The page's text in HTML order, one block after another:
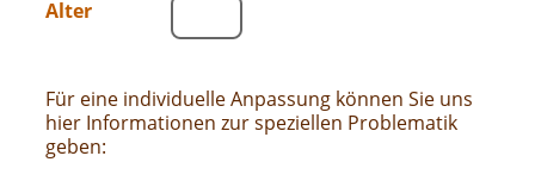
Alter
Für eine individuelle Anpassung können Sie uns
hier Informationen zur speziellen Problematik
geben: